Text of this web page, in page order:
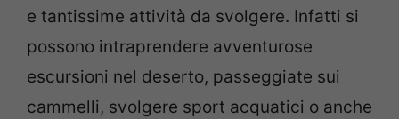
e tantissime attività da svolgere. Infatti si
possono intraprendere avventurose
escursioni nel deserto, passeggiate sui
cammelli, svolgere sport acquatici o anche